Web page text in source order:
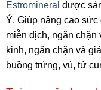
Estromineral được
Ý. Giúp nâng cao
miễn dịch, ngăn chặn
kinh, ngăn chặn và
buồng trứng, vú, tử